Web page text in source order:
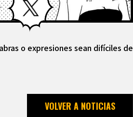
o expresiones sean difíciles de
VOLVER A NOTICIAS